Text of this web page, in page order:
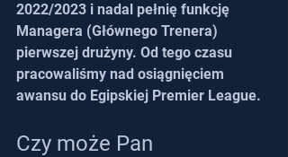
2022/2023 i nadal pełnię funkcję
Managera (Głównego Trenera)
pierwszej drużyny. Od tego czasu
pracowaliśmy nad osiągnięciem
awansu do Egipskiej Premier League.
Czy może Pan